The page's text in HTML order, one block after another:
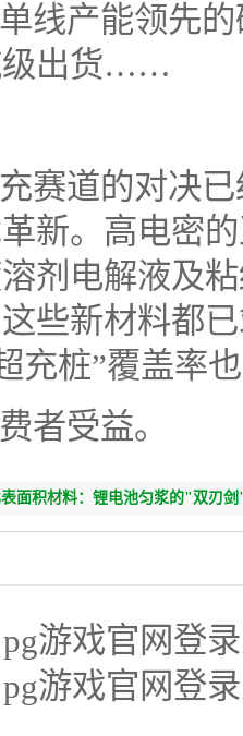
线产能领先
级出货……
赛道的对决
新。高电密
剂电解液及
些新材料都
充桩”覆盖率
者受益。
面积材料：锂电池匀浆的"双刃
pg游戏官网登
pg游戏官网登